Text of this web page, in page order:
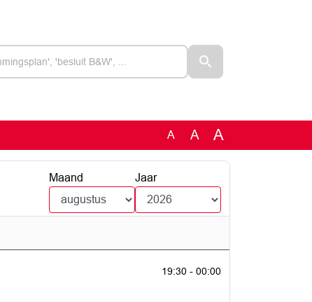
A A A
Maand Jaar
19:30 - 00:00